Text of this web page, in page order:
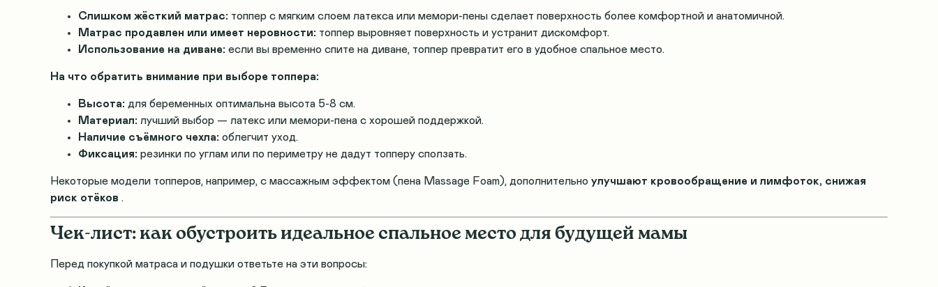
Слишком жёсткий матрас: топпер с мягким слоем латекса или мемори-пены сделает поверхность более комфортной и анатомичной.
Матрас продавлен или имеет неровности: топпер выровняет поверхность и устранит дискомфорт.
Использование на диване: если вы временно спите на диване, топпер превратит его в удобное спальное место.
На что обратить внимание при выборе топпера:
Высота: для беременных оптимальна высота 5-8 см.
Материал: лучший выбор — латекс или мемори-пена с хорошей поддержкой.
Наличие съёмного чехла: облегчит уход.
Фиксация: резинки по углам или по периметру не дадут топперу сползать.
Некоторые модели топперов, например, с массажным эффектом (пена Massage Foam), дополнительно улучшают кровообращение и лимфоток, снижая
риск отёков .
Чек-лист: как обустроить идеальное спальное место для будущей мамы
Перед покупкой матраса и подушки ответьте на эти вопросы: